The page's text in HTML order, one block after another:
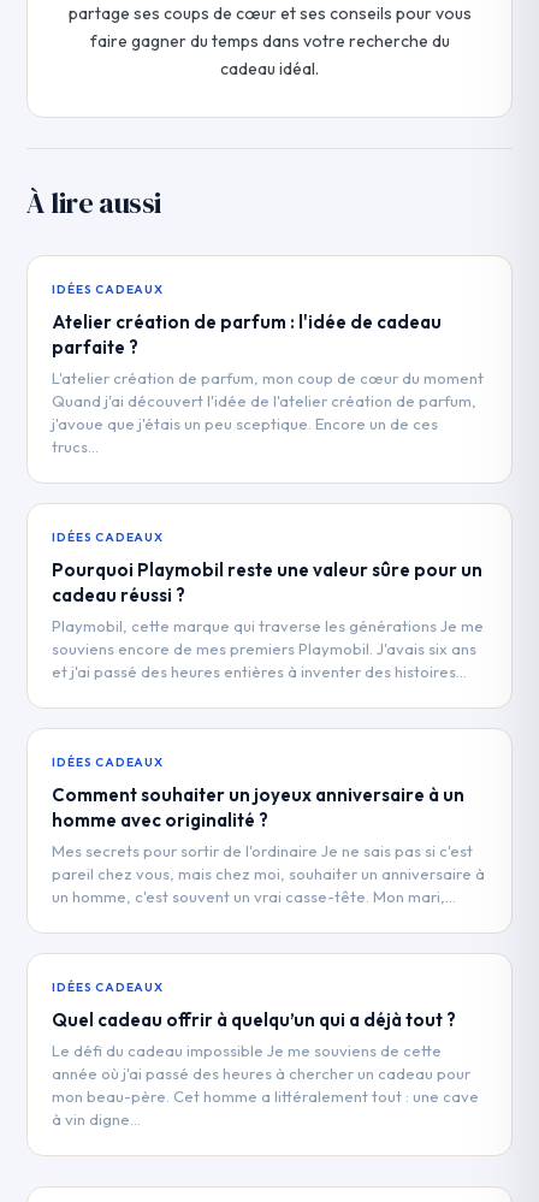
partage ses coups de cœur et ses conseils pour vous
faire gagner du temps dans votre recherche du
cadeau idéal.
À lire aussi
IDÉES CADEAUX
Atelier création de parfum : l'idée de cadeau
parfaite ?
L'atelier création de parfum, mon coup de cœur du moment
Quand j'ai découvert l'idée de l'atelier création de parfum,
j'avoue que j'étais un peu sceptique. Encore un de ces
trucs…
IDÉES CADEAUX
Pourquoi Playmobil reste une valeur sûre pour un
cadeau réussi ?
Playmobil, cette marque qui traverse les générations Je me
souviens encore de mes premiers Playmobil. J'avais six ans
et j'ai passé des heures entières à inventer des histoires…
IDÉES CADEAUX
Comment souhaiter un joyeux anniversaire à un
homme avec originalité ?
Mes secrets pour sortir de l'ordinaire Je ne sais pas si c'est
pareil chez vous, mais chez moi, souhaiter un anniversaire à
un homme, c'est souvent un vrai casse-tête. Mon mari,…
IDÉES CADEAUX
Quel cadeau offrir à quelqu’un qui a déjà tout ?
Le défi du cadeau impossible Je me souviens de cette
année où j'ai passé des heures à chercher un cadeau pour
mon beau-père. Cet homme a littéralement tout : une cave
à vin digne…